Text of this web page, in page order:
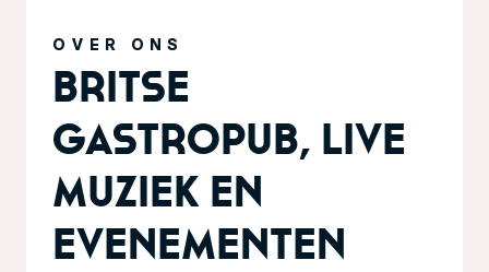
OVER ONS
Britse
gastropub, Live
muziek en
Evenementen